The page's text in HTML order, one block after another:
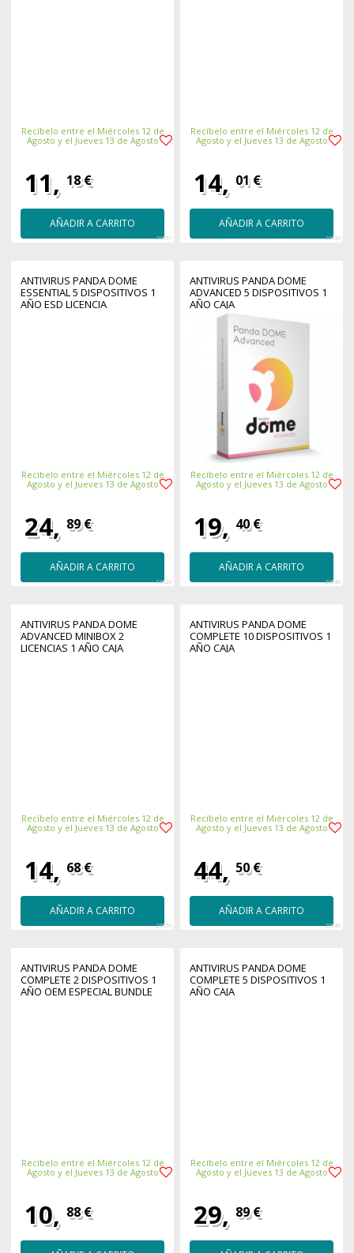
Recíbelo entre el Miércoles 12 de
Agosto y el Jueves 13 de Agosto
11, 18 €
AÑADIR A CARRITO
26857
Recíbelo entre el Miércoles 12 de
Agosto y el Jueves 13 de Agosto
14, 01 €
AÑADIR A CARRITO
26860
ANTIVIRUS PANDA DOME
ESSENTIAL 5 DISPOSITIVOS 1
AÑO ESD LICENCIA
Recíbelo entre el Miércoles 12 de
Agosto y el Jueves 13 de Agosto
24, 89 €
AÑADIR A CARRITO
33526
ANTIVIRUS PANDA DOME
ADVANCED 5 DISPOSITIVOS 1
AÑO CAJA
Recíbelo entre el Miércoles 12 de
Agosto y el Jueves 13 de Agosto
19, 40 €
AÑADIR A CARRITO
26846
ANTIVIRUS PANDA DOME
ADVANCED MINIBOX 2
LICENCIAS 1 AÑO CAJA
Recíbelo entre el Miércoles 12 de
Agosto y el Jueves 13 de Agosto
14, 68 €
AÑADIR A CARRITO
26856
ANTIVIRUS PANDA DOME
COMPLETE 10 DISPOSITIVOS 1
AÑO CAJA
Recíbelo entre el Miércoles 12 de
Agosto y el Jueves 13 de Agosto
44, 50 €
AÑADIR A CARRITO
26849
ANTIVIRUS PANDA DOME
COMPLETE 2 DISPOSITIVOS 1
AÑO OEM ESPECIAL BUNDLE
Recíbelo entre el Miércoles 12 de
Agosto y el Jueves 13 de Agosto
10, 88 €
ANTIVIRUS PANDA DOME
COMPLETE 5 DISPOSITIVOS 1
AÑO CAJA
Recíbelo entre el Miércoles 12 de
Agosto y el Jueves 13 de Agosto
29, 89 €